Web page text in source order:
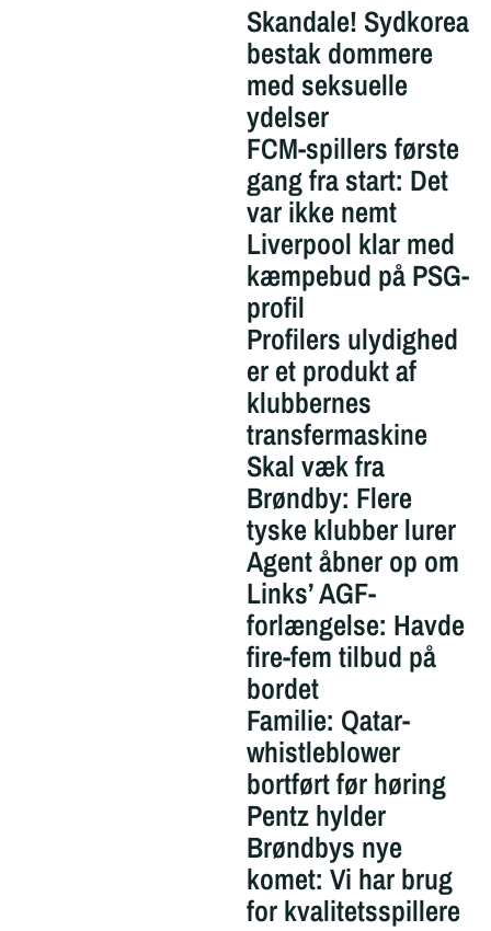
Skandale! Sydkorea
bestak dommere
med seksuelle
ydelser
FCM-spillers første
gang fra start: Det
var ikke nemt
Liverpool klar med
kæmpebud på PSG-
profil
Profilers ulydighed
er et produkt af
klubbernes
transfermaskine
Skal væk fra
Brøndby: Flere
tyske klubber lurer
Agent åbner op om
Links’ AGF-
forlængelse: Havde
fire-fem tilbud på
bordet
Familie: Qatar-
whistleblower
bortført før høring
Pentz hylder
Brøndbys nye
komet: Vi har brug
for kvalitetsspillere